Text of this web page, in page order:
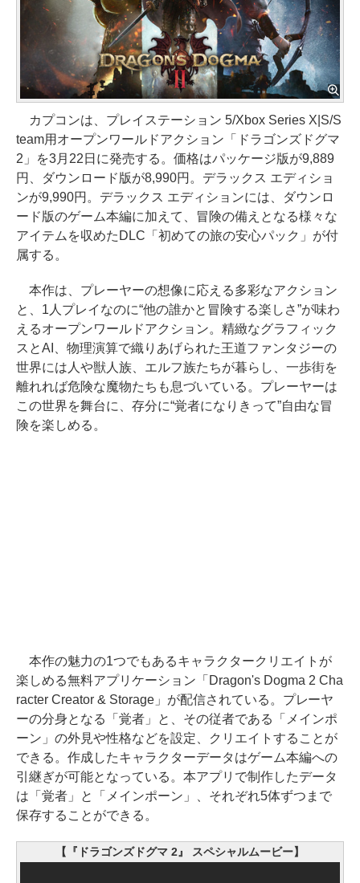
カプコンは、プレイステーション 5/Xbox Series X|S/S
team用オープンワールドアクション「ドラゴンズドグマ
2」を3月22日に発売する。価格はパッケージ版が9,889
円、ダウンロード版が8,990円。デラックス エディショ
ンが9,990円。デラックス エディションには、ダウンロ
ード版のゲーム本編に加えて、冒険の備えとなる様々な
アイテムを収めたDLC「初めての旅の安心パック」が付
属する。
本作は、プレーヤーの想像に応える多彩なアクション
と、1人プレイなのに“他の誰かと冒険する楽しさ”が味わ
えるオープンワールドアクション。精緻なグラフィック
スとAI、物理演算で織りあげられた王道ファンタジーの
世界には人や獣人族、エルフ族たちが暮らし、一歩街を
離れれば危険な魔物たちも息づいている。プレーヤーは
この世界を舞台に、存分に“覚者になりきって”自由な冒
険を楽しめる。
本作の魅力の1つでもあるキャラクタークリエイトが
楽しめる無料アプリケーション「Dragon's Dogma 2 Cha
racter Creator & Storage」が配信されている。プレーヤ
ーの分身となる「覚者」と、その従者である「メインポ
ーン」の外見や性格などを設定、クリエイトすることが
できる。作成したキャラクターデータはゲーム本編への
引継ぎが可能となっている。本アプリで制作したデータ
は「覚者」と「メインポーン」、それぞれ5体ずつまで
保存することができる。
【『ドラゴンズドグマ 2』 スペシャルムービー】